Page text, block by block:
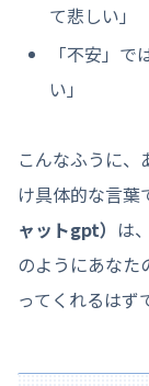
て悲しい」
「不安」
い」
こんなふうに
け具体的な言
ャットgpt） は
のようにあな
ってくれるはず